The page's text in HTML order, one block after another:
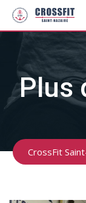
Skip
content
Plus
CrossFit